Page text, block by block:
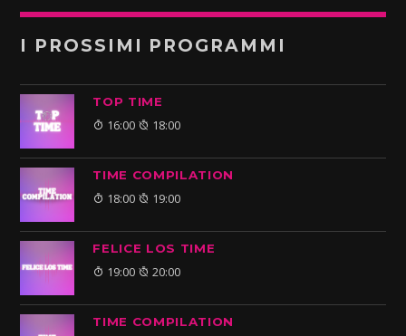
I PROSSIMI PROGRAMMI
TOP TIME
16:00 18:00
TIME COMPILATION
18:00 19:00
FELICE LOS TIME
19:00 20:00
TIME COMPILATION